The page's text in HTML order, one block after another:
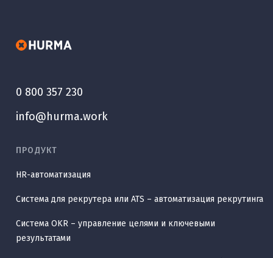
0 800 357 230
info@hurma.work
ПРОДУКТ
HR-автоматизация
Система для рекрутера или ATS – автоматизация рекрутинга
Система OKR – управление целями и ключевыми
результатами